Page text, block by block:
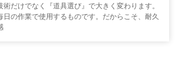
だけでなく『道具選び』で大きく変わります。
の作業で使用するものです。だからこそ、耐久